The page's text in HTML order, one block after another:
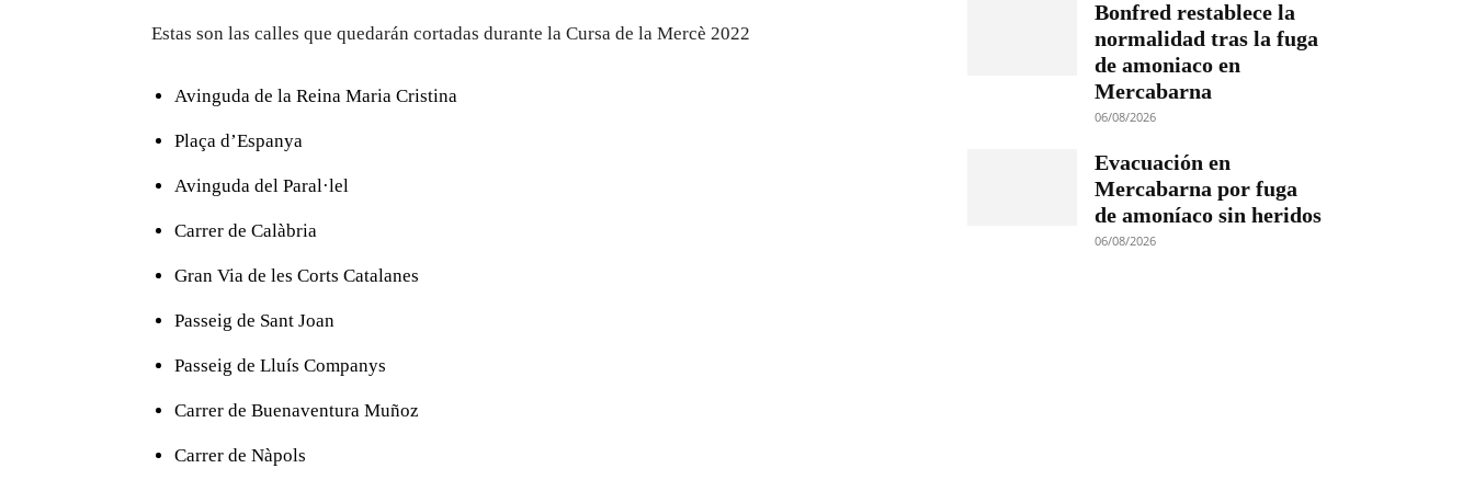
Estas son las calles que quedarán cortadas durante la Cursa de la Mercè 2022
Avinguda de la Reina Maria Cristina
Plaça d’Espanya
Avinguda del Paral·lel
Carrer de Calàbria
Gran Via de les Corts Catalanes
Passeig de Sant Joan
Passeig de Lluís Companys
Carrer de Buenaventura Muñoz
Carrer de Nàpols
Bonfred restablece la
normalidad tras la fuga
de amoniaco en
Mercabarna
06/08/2026
Evacuación en
Mercabarna por fuga
de amoníaco sin heridos
06/08/2026